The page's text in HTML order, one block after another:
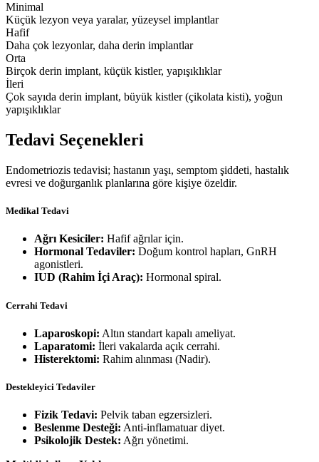
Minimal
Küçük lezyon veya yaralar, yüzeysel implantlar
Hafif
Daha çok lezyonlar, daha derin implantlar
Orta
Birçok derin implant, küçük kistler, yapışıklıklar
İleri
Çok sayıda derin implant, büyük kistler (çikolata kisti), yoğun
yapışıklıklar
Tedavi Seçenekleri
Endometriozis tedavisi; hastanın yaşı, semptom şiddeti, hastalık
evresi ve doğurganlık planlarına göre kişiye özeldir.
Medikal Tedavi
Ağrı Kesiciler: Hafif ağrılar için.
Hormonal Tedaviler: Doğum kontrol hapları, GnRH
agonistleri.
IUD (Rahim İçi Araç): Hormonal spiral.
Cerrahi Tedavi
Laparoskopi: Altın standart kapalı ameliyat.
Laparatomi: İleri vakalarda açık cerrahi.
Histerektomi: Rahim alınması (Nadir).
Destekleyici Tedaviler
Fizik Tedavi: Pelvik taban egzersizleri.
Beslenme Desteği: Anti-inflamatuar diyet.
Psikolojik Destek: Ağrı yönetimi.